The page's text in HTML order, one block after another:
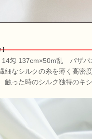
】
匁 137cm×50m乱 パザパ
細なシルクの糸を薄く高密
触った時のシルク独特のキ